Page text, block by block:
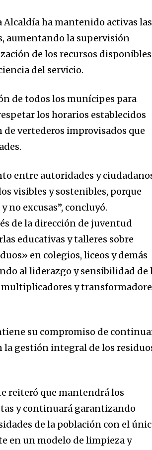
Alcaldía ha mantenido activas las
aumentando la supervisión
de los recursos disponibles
del servicio.
de todos los munícipes para
los horarios establecidos
de vertederos improvisados que
entre autoridades y
visibles y sostenibles, porque
no excusas”, concluyó.
de la dirección de juventud
educativas y talleres sobre
en colegios, liceos y demás
al liderazgo y sensibilidad de
multiplicadores y
su compromiso de
gestión integral de los
reiteró que mantendrá los
y continuará garantizando
de la población con el
en un modelo de limpieza y